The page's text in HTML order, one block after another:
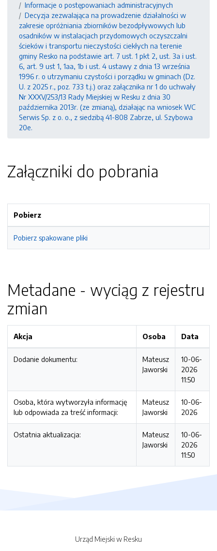
Informacje o postępowaniach administracyjnych
Decyzja zezwalająca na prowadzenie działalności w
zakresie opróżniania zbiorników bezodpływowych lub
osadników w instalacjach przydomowych oczyszczalni
ścieków i transportu nieczystości ciekłych na terenie
gminy Resko na podstawie art. 7 ust. 1 pkt 2, ust. 3a i ust.
6, art. 9 ust 1, 1aa, 1b i ust. 4 ustawy z dnia 13 września
1996 r. o utrzymaniu czystości i porządku w gminach (Dz.
U. z 2025 r., poz. 733 t.j.) oraz załącznika nr 1 do uchwały
Nr XXXV/253/13 Rady Miejskiej w Resku z dnia 30
października 2013r. (ze zmianą), działając na wniosek WC
Serwis Sp. z o. o., z siedzibą 41-808 Zabrze, ul. Szybowa
20e.
Załączniki do pobrania
Pobierz
Pobierz spakowane pliki
Metadane - wyciąg z rejestru
zmian
Akcja Osoba Data
Dodanie dokumentu:
Mateusz
Jaworski
10-06-
2026
11:50
Osoba, która wytworzyła informację
lub odpowiada za treść informacji:
Mateusz
Jaworski
10-06-
2026
Ostatnia aktualizacja:
Mateusz
Jaworski
10-06-
2026
11:50
Urząd Miejski w Resku